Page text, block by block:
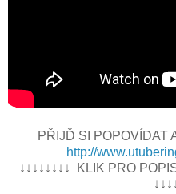
PŘIJĎ SI POPOVÍDAT
http://
↓↓↓↓↓↓↓↓ KLIK PRO